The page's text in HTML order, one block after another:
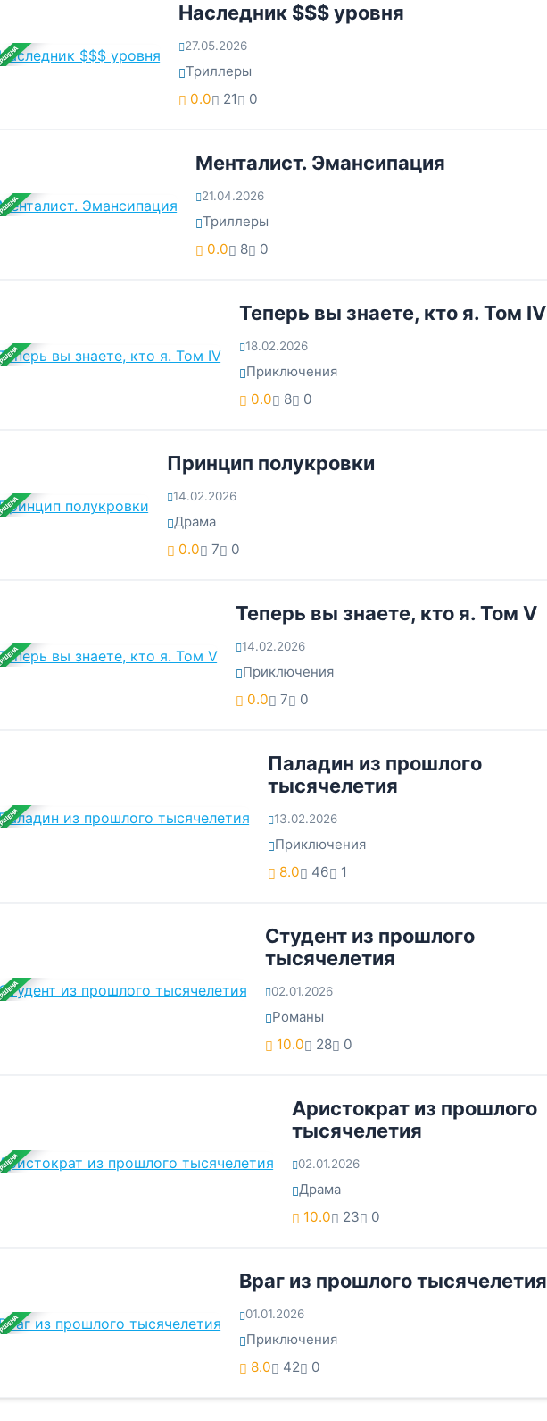
Наследник $$$ уровня
27.05.2026
Триллеры
0.0
21 0
Менталист. Эмансипация
21.04.2026
Триллеры
0.0
8 0
Теперь вы знаете, кто я. Том IV
18.02.2026
Приключения
0.0
8 0
Принцип полукровки
14.02.2026
Драма
0.0
7 0
Теперь вы знаете, кто я. Том V
14.02.2026
Приключения
0.0
7 0
Паладин из прошлого
тысячелетия
13.02.2026
Приключения
8.0
46 1
Студент из прошлого
тысячелетия
02.01.2026
Романы
10.0
28 0
Аристократ из прошлого
тысячелетия
02.01.2026
Драма
10.0
23 0
Враг из прошлого тысячелетия
01.01.2026
Приключения
8.0
42 0